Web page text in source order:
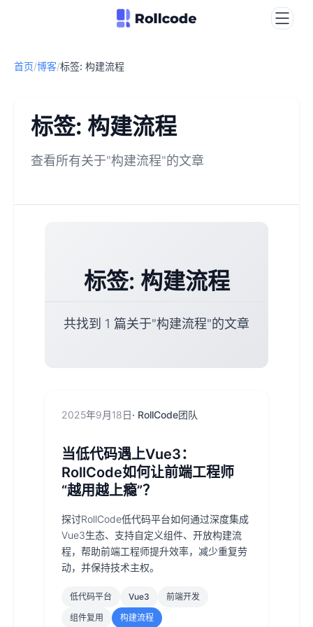
首页/博客/标签: 构建流程
标签: 构建流程
查看所有关于"构建流程"的文章
标签: 构建流程
共找到 1 篇关于"构建流程"的文章
2025年9月18日· RollCode团队
当低代码遇上Vue3：
RollCode如何让前端工程师
“越用越上瘾”？
探讨RollCode低代码平台如何通过深度集成
Vue3生态、支持自定义组件、开放构建流
程，帮助前端工程师提升效率，减少重复劳
动，并保持技术主权。
低代码平台 Vue3
前端开发
组件复用
构建流程